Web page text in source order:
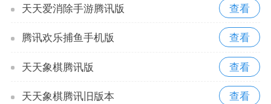
天天爱消除手游腾讯版
腾讯欢乐捕鱼手机版
天天象棋腾讯版
天天象棋腾讯旧版本